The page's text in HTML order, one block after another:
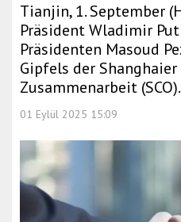
Tianjin, 1. September
Präsident Wladimir
Präsidenten Masoud
Gipfels der
Zusammenarbeit (SCO).
01 Eylül 2025 15:09